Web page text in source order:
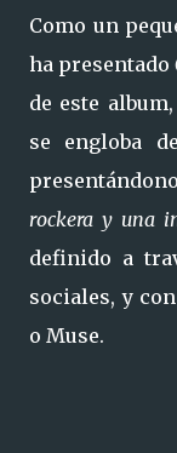
Como un
ha presentado
de este
se engloba
rockera y una
definido a
sociales, y
o Muse.